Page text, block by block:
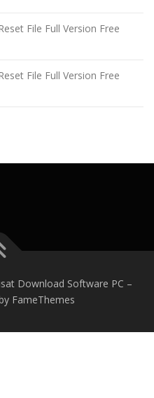
File Full Version Free
File Full Version Free
Download Software PC –
FameThemes